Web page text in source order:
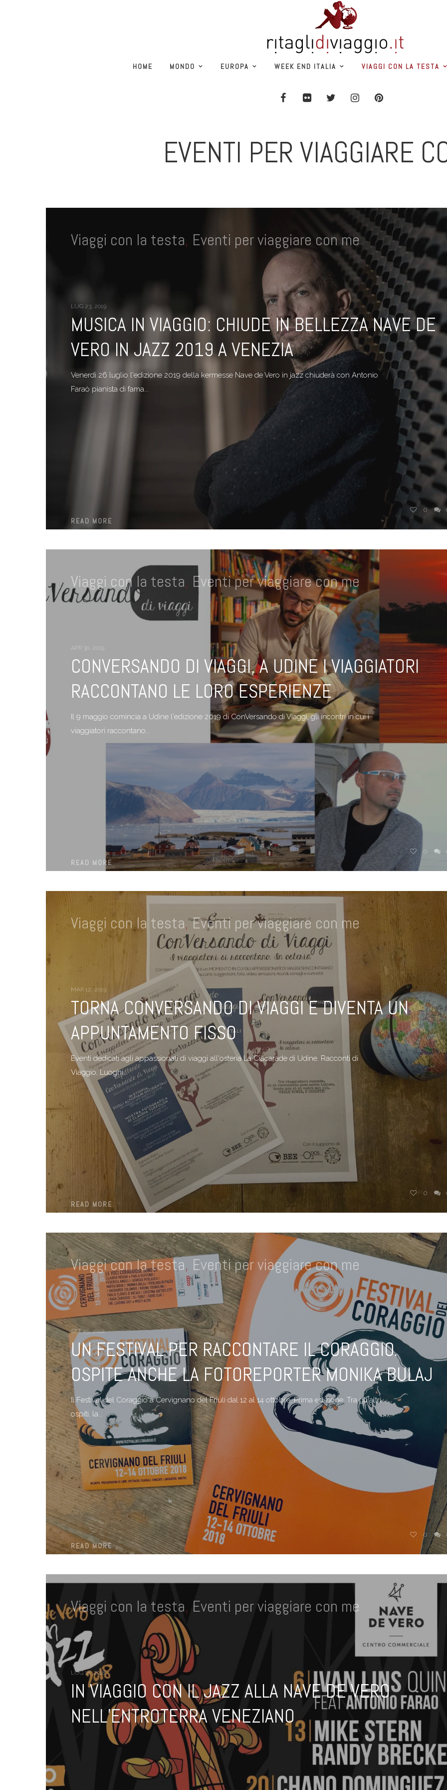
HOME MONDO EUROPA WEEK END ITALIA VIAGGI CON LA TESTA
EVENTI PER VIAGGIARE
Viaggi con la testa, Eventi per viaggiare con me
LUG 23, 2019
MUSICA IN VIAGGIO: CHIUDE IN BELLEZZA NAVE DE
VERO IN JAZZ 2019 A VENEZIA
Venerdì 26 luglio l'edizione 2019 della kermesse Nave de Vero in jazz chiuderà con Antonio
Faraò pianista di fama...
READ MORE
0
Viaggi con la testa, Eventi per viaggiare con me
APR 30, 2019
CONVERSANDO DI VIAGGI, A UDINE I VIAGGIATORI
RACCONTANO LE LORO ESPERIENZE
Il 9 maggio comincia a Udine l'edizione 2019 di ConVersando di Viaggi, gli incontri in cui i
viaggiatori raccontano...
READ MORE
0
Viaggi con la testa,Eventi per viaggiare con me
MAR 12, 2019
TORNA CONVERSANDO DI VIAGGI E DIVENTA UN
APPUNTAMENTO FISSO
Eventi dedicati agli appassionati di viaggi all'osteria La Ciacarade di Udine. Racconti di
Viaggio, Luoghi...
READ MORE
0
Viaggi con la testa, Eventi per viaggiare con me
SET 25, 2018
UN FESTIVAL PER RACCONTARE IL CORAGGIO.
OSPITE ANCHE LA FOTOREPORTER MONIKA BULAJ
Il Festival del Coraggio a Cervignano del Friuli dal 12 al 14 ottobre. Prima edizione. Tra gli altri
ospiti, la...
READ MORE
0
Viaggi con la testa, Eventi per viaggiare con me
LUG 18, 2018
IN VIAGGIO CON IL JAZZ ALLA NAVE DE VERO
NELL’ENTROTERRA VENEZIANO